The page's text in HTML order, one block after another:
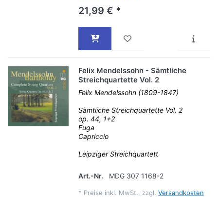
21,99 € *
Felix Mendelssohn - Sämtliche
Streichquartette Vol. 2
Felix Mendelssohn (1809-1847)
Sämtliche Streichquartette Vol. 2
op. 44, 1+2
Fuga
Capriccio
Leipziger Streichquartett
Art.-Nr. MDG 307 1168-2
* Preise inkl. MwSt., zzgl. Versandkosten